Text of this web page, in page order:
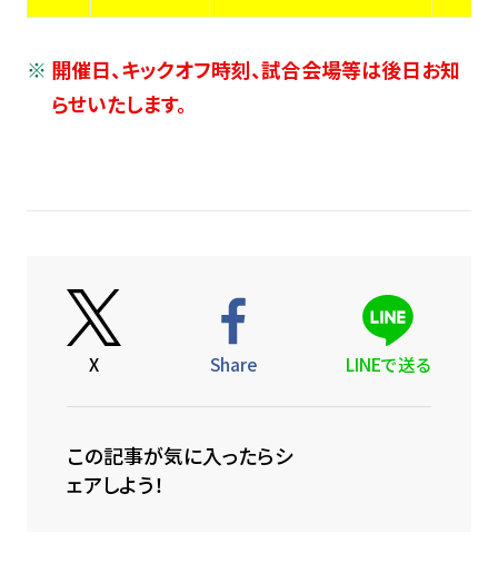
開催日、キックオフ時刻、試合会場等は後日お知
らせいたします。
X Share LINEで送る
この記事が気に入ったらシ
ェアしよう！